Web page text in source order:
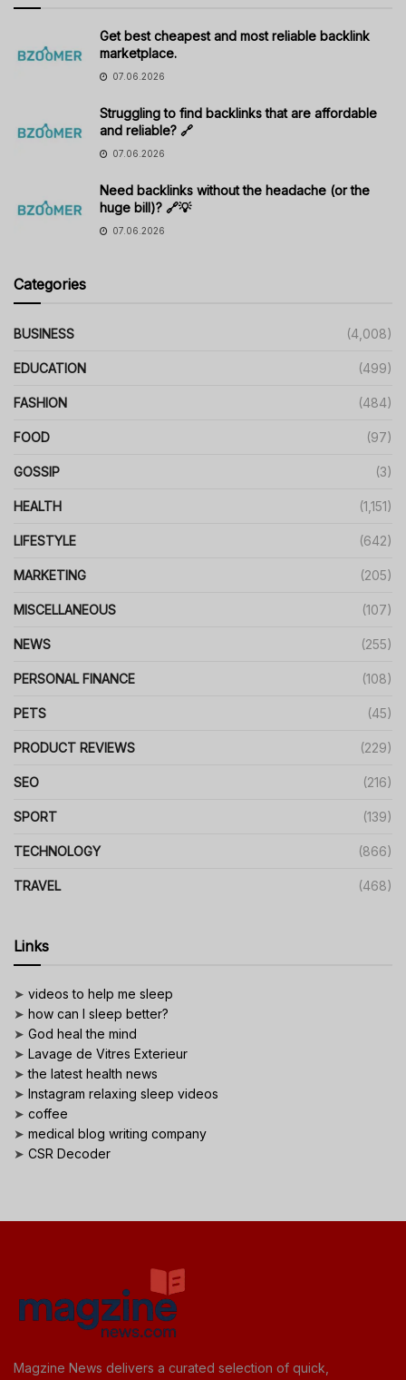
Get best cheapest and most reliable backlink
marketplace.
07.06.2026
Struggling to find backlinks that are affordable
and reliable? 🔗
07.06.2026
Need backlinks without the headache (or the
huge bill)? 🔗💡
07.06.2026
Categories
BUSINESS (4,008)
EDUCATION (499)
FASHION (484)
FOOD (97)
GOSSIP (3)
HEALTH (1,151)
LIFESTYLE (642)
MARKETING (205)
MISCELLANEOUS (107)
NEWS (255)
PERSONAL FINANCE (108)
PETS (45)
PRODUCT REVIEWS (229)
SEO (216)
SPORT (139)
TECHNOLOGY (866)
TRAVEL (468)
Links
➤ videos to help me sleep
➤ how can I sleep better?
➤ God heal the mind
➤ Lavage de Vitres Exterieur
➤the latest health news
➤ Instagram relaxing sleep videos
➤ coffee
➤ medical blog writing company
➤ CSR Decoder
Magzine News delivers a curated selection of quick,